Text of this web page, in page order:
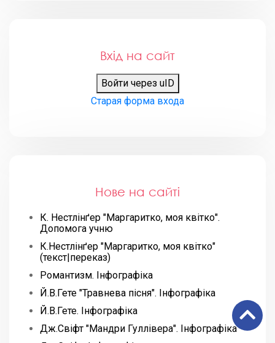
Вхід на сайт
Войти через uID
Старая форма входа
Нове на сайті
К. Нестлінґер "Маргаритко, моя квітко".
Допомога учню
К.Нестлінґер "Маргаритко, моя квітко"
(текст|переказ)
Романтизм. Інфографіка
Й.В.Гете "Травнева пісня". Інфографіка
Й.В.Гете. Інфографіка
Дж.Свіфт "Мандри Гуллівера". Інфографіка